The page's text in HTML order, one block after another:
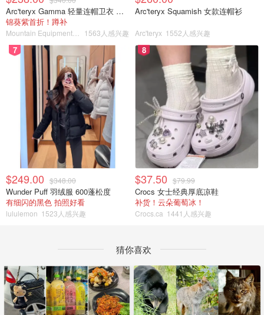
Arc'teryx Gamma 轻量连帽卫衣 女款
锦葵紫首折！蹲补
1563人感兴趣
Arc'teryx Squamish 女款连帽衫
Arc'teryx 1552人感兴趣
7
$249.00 $348.00
Wunder Puff 羽绒服 600蓬松度
有细闪的黑色 拍照好看
lululemon 1523人感兴趣
8
$37.50 $79.99
Crocs 女士经典厚底凉鞋
补货！云朵葡萄冰！
Crocs.ca 1441人感兴趣
猜你喜欢